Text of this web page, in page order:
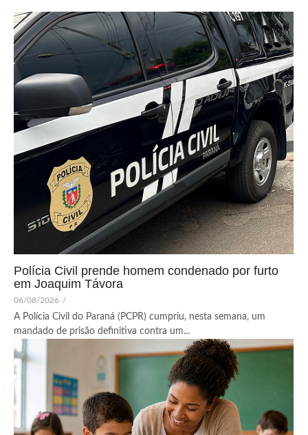
Polícia Civil prende homem condenado por furto
em Joaquim Távora
06/08/2026 /
A Polícia Civil do Paraná (PCPR) cumpriu, nesta semana, um
mandado de prisão definitiva contra um...